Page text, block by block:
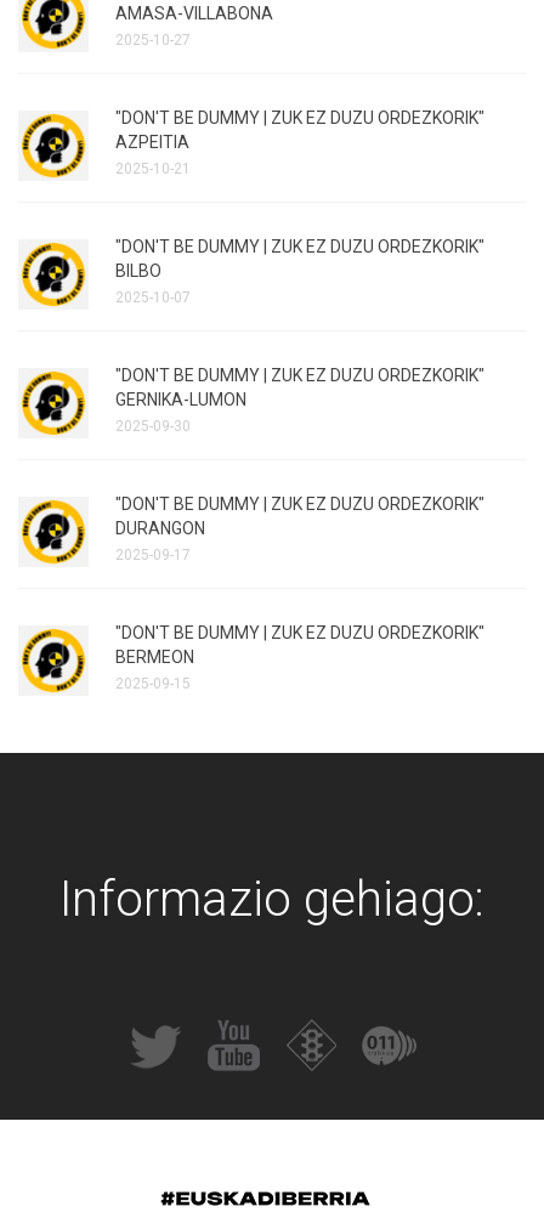
AMASA-VILLABONA
2025-10-27
"DON'T BE DUMMY | ZUK EZ DUZU ORDEZKORIK"
AZPEITIA
2025-10-21
"DON'T BE DUMMY | ZUK EZ DUZU ORDEZKORIK"
BILBO
2025-10-07
"DON'T BE DUMMY | ZUK EZ DUZU ORDEZKORIK"
GERNIKA-LUMON
2025-09-30
"DON'T BE DUMMY | ZUK EZ DUZU ORDEZKORIK"
DURANGON
2025-09-17
"DON'T BE DUMMY | ZUK EZ DUZU ORDEZKORIK"
BERMEON
2025-09-15
Informazio gehiago: